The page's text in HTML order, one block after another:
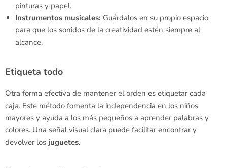
pinturas y papel.
Instrumentos musicales: Guárdalos en su propio espacio
para que los sonidos de la creatividad estén siempre al
alcance.
Etiqueta todo
Otra forma efectiva de mantener el orden es etiquetar cada
caja. Este método fomenta la independencia en los niños
mayores y ayuda a los más pequeños a aprender palabras y
colores. Una señal visual clara puede facilitar encontrar y
devolver los juguetes.